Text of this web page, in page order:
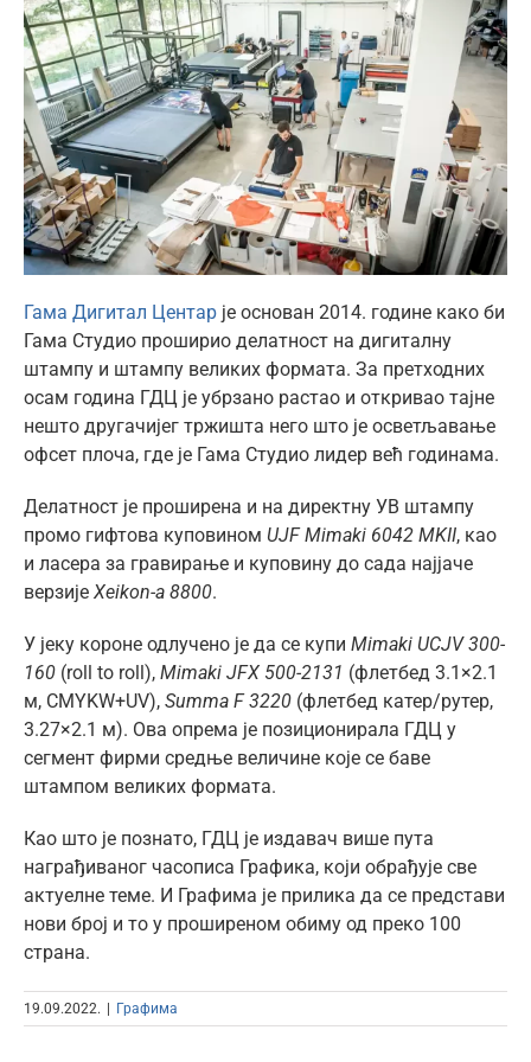
ћир
Гама Дигитал Центар је основан 2014. године како би
Гама Студио проширио делатност на дигиталну
штампу и штампу великих формата. За претходних
осам година ГДЦ је убрзано растао и откривао тајне
нешто другачијег тржишта него што је осветљавање
офсет плоча, где је Гама Студио лидер већ годинама.
Делатност је проширена и на директну УВ штампу
промо гифтова куповином UJF Mimaki 6042 MKII, као
и ласера за гравирање и куповину до сада најјаче
верзије Xeikon-a 8800.
У јеку короне одлучено је да се купи Mimaki UCJV 300-
160 (roll to roll), Mimaki JFX 500-2131 (флетбед 3.1×2.1
м, CMYKW+UV), Summa F 3220 (флетбед катер/рутер,
3.27×2.1 м). Ова опрема је позиционирала ГДЦ у
сегмент фирми средње величине које се баве
штампом великих формата.
Као што је познато, ГДЦ је издавач више пута
награђиваног часописа Графика, који обрађује све
актуелне теме. И Графима је прилика да се представи
нови број и то у проширеном обиму од преко 100
страна.
19.09.2022. Графима